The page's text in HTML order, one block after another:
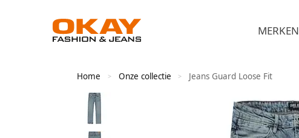
MERKEN
Home > Onze collectie > Jeans Guard Loose Fit